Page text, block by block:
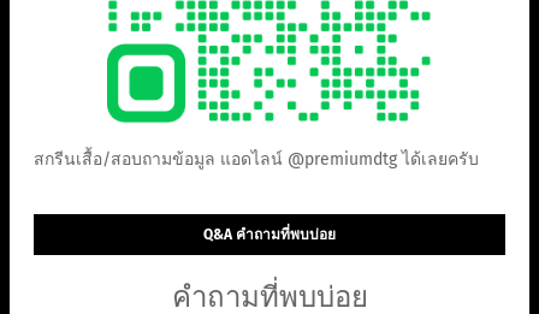
สกรีนเสื้อ/สอบถามข้อมูล แอดไลน์ @premiumdtg ได้เลยครับ
Q&A คำถามที่พบบ่อย
คำถามที่พบบ่อย